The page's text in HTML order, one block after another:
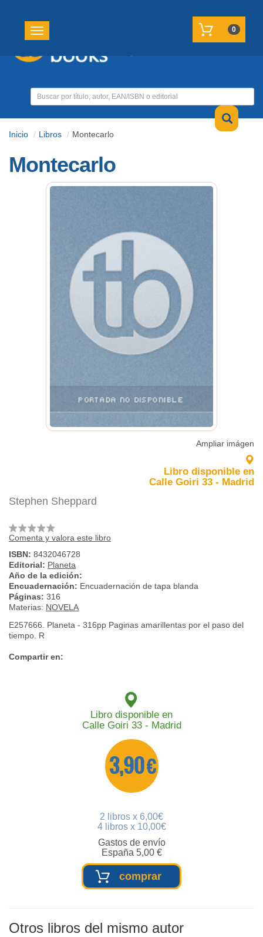
Toggle navigation 0
Inicio Libros Montecarlo
Montecarlo
Ampliar imágen
Libro disponible en
Calle Goiri 33 - Madrid
Stephen Sheppard
Comenta y valora este libro
ISBN: 8432046728
Editorial: Planeta
Año de la edición:
Encuadernación: Encuadernación de tapa blanda
Páginas: 316
Materias: NOVELA
E257666. Planeta - 316pp Paginas amarillentas por el paso del
tiempo. R
Compartir en:
Libro disponible en
Calle Goiri 33 - Madrid
3,90 €
2 libros x 6,00€
4 libros x 10,00€
Gastos de envío
España 5,00 €
comprar
Otros libros del mismo autor